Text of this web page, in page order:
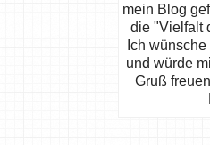
mein Blog
die "Vielfalt
Ich
und würde
Gruß